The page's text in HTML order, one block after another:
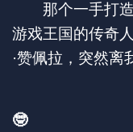
那个一手打造
游戏王国的传奇
·赞佩拉，突然离
🤓